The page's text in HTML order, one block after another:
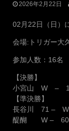
2026年2月22日
02月22日（日）
会場:トリガー大
参加人数：16名
【決勝】
小宮山 W –
【準決勝】
長谷川 71 –
醍醐 W –